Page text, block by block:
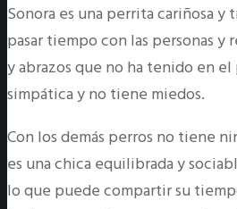
Sonora es una perrita cariñosa y
pasar tiempo con las personas y
y abrazos que no ha tenido en el
simpática y no tiene miedos.
Con los demás perros no tiene
es una chica equilibrada y
lo que puede compartir su